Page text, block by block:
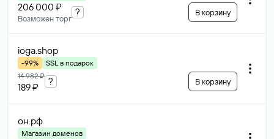
206 000 ₽
Возможен торг
? В корзину
ioga.shop
-99%
SSL в подарок
14 982 ₽
189 ₽
? В корзину
он.рф
Магазин доменов